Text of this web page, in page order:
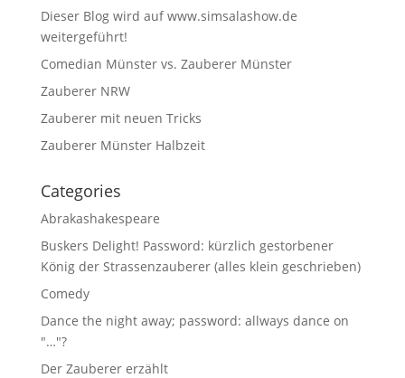
Dieser Blog wird auf www.simsalashow.de
weitergeführt!
Comedian Münster vs. Zauberer Münster
Zauberer NRW
Zauberer mit neuen Tricks
Zauberer Münster Halbzeit
Categories
Abrakashakespeare
Buskers Delight! Password: kürzlich gestorbener
König der Strassenzauberer (alles klein geschrieben)
Comedy
Dance the night away; password: allways dance on
"…"?
Der Zauberer erzählt